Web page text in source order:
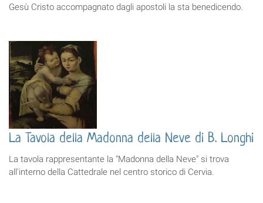
Gesù Cristo accompagnato dagli apostoli la sta benedicendo.
La Tavola della Madonna della Neve di B. Longhi
La tavola rappresentante la "Madonna della Neve" si trova
all'interno della Cattedrale nel centro storico di Cervia.